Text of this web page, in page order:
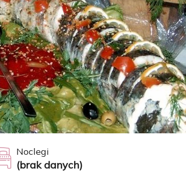
Noclegi
(brak danych)